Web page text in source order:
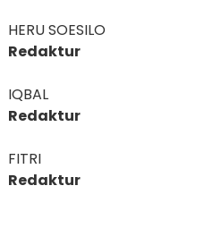
HERU SOESILO
Redaktur
IQBAL
Redaktur
FITRI
Redaktur